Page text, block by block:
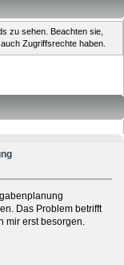
zu sehen. Beachten sie,
Zugriffsrechte haben.
Das Problem betrifft
mir erst besorgen.